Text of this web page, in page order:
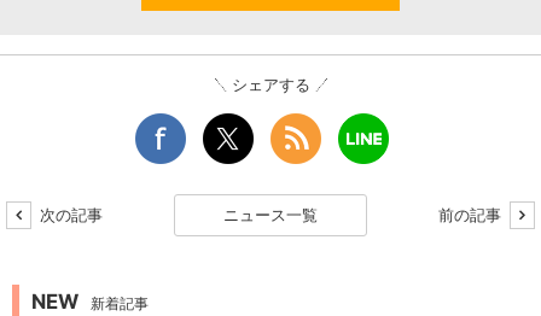
シェアする
次の記事 ニュース一覧 前の記事
NEW 新着記事